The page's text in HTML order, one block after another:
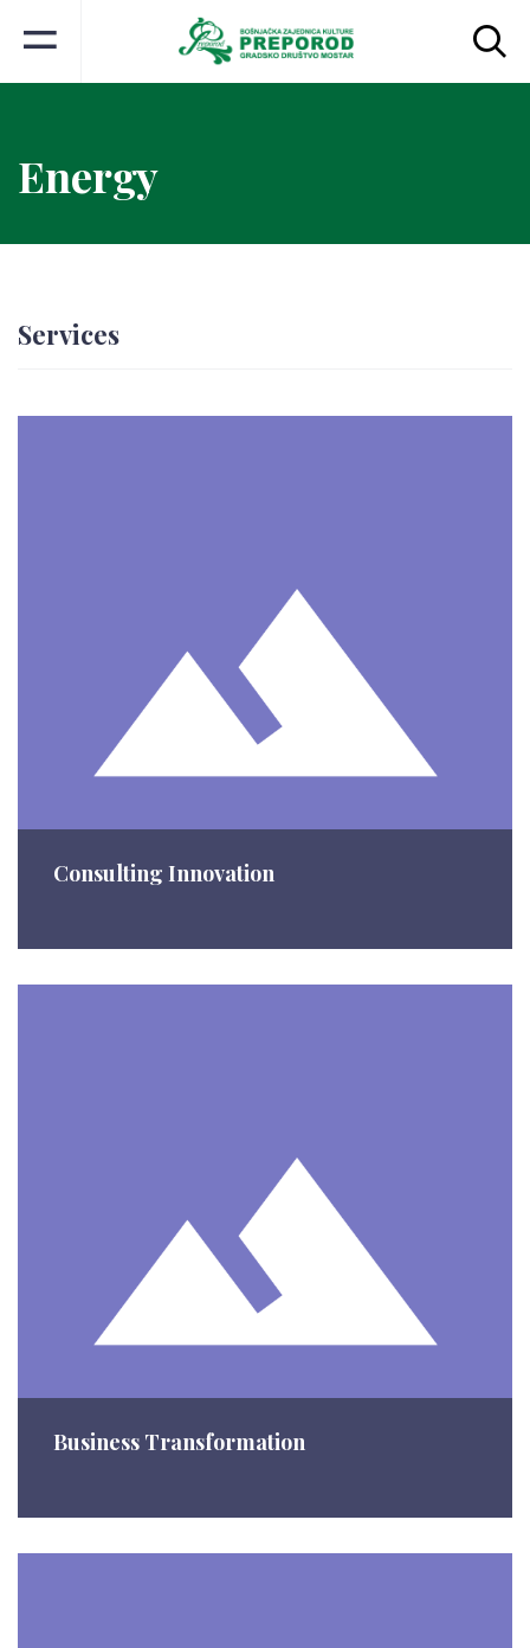
Energy
Services
Consulting Innovation
Business Transformation